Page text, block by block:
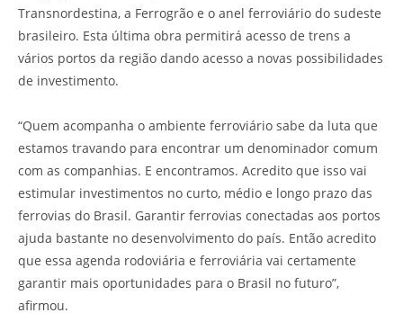
Transnordestina, a Ferrogrão e o anel ferroviário do sudeste
brasileiro. Esta última obra permitirá acesso de trens a
vários portos da região dando acesso a novas possibilidades
de investimento.
“Quem acompanha o ambiente ferroviário sabe da luta que
estamos travando para encontrar um denominador comum
com as companhias. E encontramos. Acredito que isso vai
estimular investimentos no curto, médio e longo prazo das
ferrovias do Brasil. Garantir ferrovias conectadas aos portos
ajuda bastante no desenvolvimento do país. Então acredito
que essa agenda rodoviária e ferroviária vai certamente
garantir mais oportunidades para o Brasil no futuro”,
afirmou.